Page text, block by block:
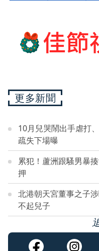
更多新聞
10月兒哭鬧出手虐打
疏失下場曝
累犯！蘆洲跟騷男暴
押
北港朝天宮董事之子
不起兒子